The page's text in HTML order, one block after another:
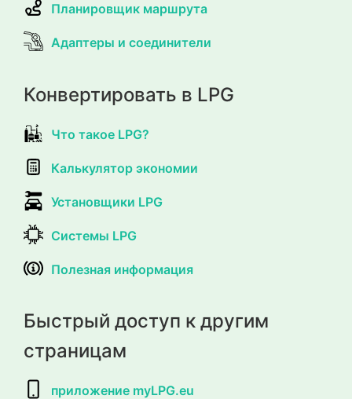
Планировщик маршрута
Адаптеры и соединители
Конвертировать в LPG
Что такое LPG?
Калькулятор экономии
Установщики LPG
Системы LPG
Полезная информация
Быстрый доступ к другим
страницам
приложение myLPG.eu